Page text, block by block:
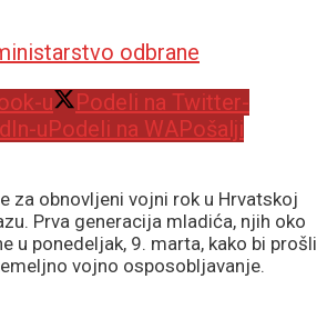
odbrane
u
Podeli na Twitter-
uPodeli na WAPošalji
za obnovljeni vojni rok u Hrvatskoj
Prva generacija mladića, njih oko
u ponedeljak, 9. marta, kako bi prošli
vojno osposobljavanje.